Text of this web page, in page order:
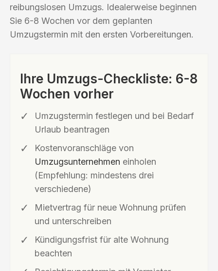
reibungslosen Umzugs. Idealerweise beginnen
Sie 6-8 Wochen vor dem geplanten
Umzugstermin mit den ersten Vorbereitungen.
Ihre Umzugs-Checkliste: 6-8
Wochen vorher
Umzugstermin festlegen und bei Bedarf
Urlaub beantragen
Kostenvoranschläge von
Umzugsunternehmen einholen
(Empfehlung: mindestens drei
verschiedene)
Mietvertrag für neue Wohnung prüfen
und unterschreiben
Kündigungsfrist für alte Wohnung
beachten